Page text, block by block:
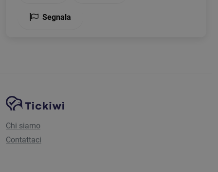
Segnala
Navigazione del sito
Piattaforma Tickiwi
Chi siamo
Contattaci